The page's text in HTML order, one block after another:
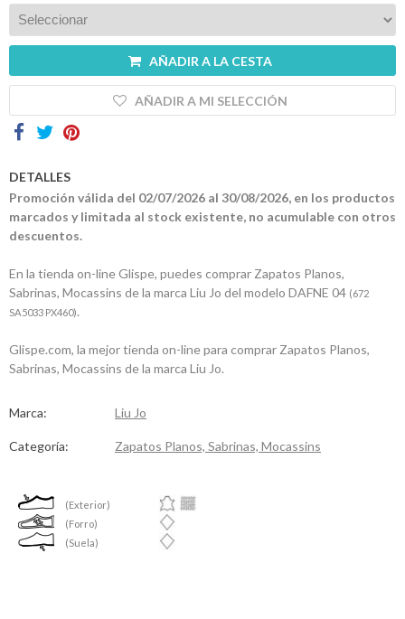
AÑADIR A LA CESTA
AÑADIR A MI SELECCIÓN
DETALLES
Promoción válida del 02/07/2026 al 30/08/2026, en los productos
marcados y limitada al stock existente, no acumulable con otros
descuentos.
En la tienda on-line Glispe, puedes comprar Zapatos Planos,
Sabrinas, Mocassins de la marca Liu Jo del modelo DAFNE 04 (672
SA5033 PX460).
Glispe.com, la mejor tienda on-line para comprar Zapatos Planos,
Sabrinas, Mocassins de la marca Liu Jo.
Marca: Liu Jo
Categoría: Zapatos Planos, Sabrinas, Mocassins
(Exterior)
(Forro)
(Suela)